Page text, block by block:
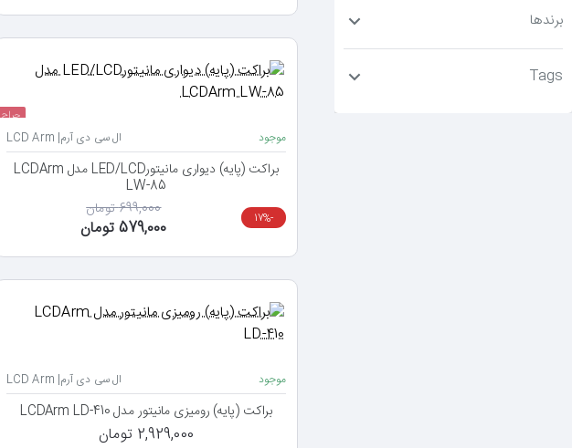
برندها
Tags
حراج
موجود ال سی دی آرم| LCD Arm
براکت (پایه) دیواری مانیتورLED/LCD مدل LCDArm
LW-85
-17% 579,000 تومان
699,000 تومان
موجود ال سی دی آرم| LCD Arm
براکت (پایه) رومیزی مانیتور مدل LCDArm LD-410
2,929,000 تومان